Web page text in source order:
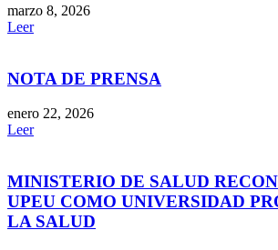
marzo 8, 2026
Leer
NOTA DE PRENSA
enero 22, 2026
Leer
MINISTERIO DE SALUD
UPEU COMO UNIVERSIDAD
LA SALUD